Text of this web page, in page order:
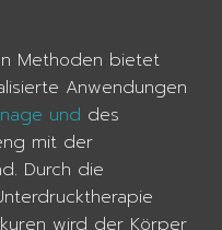
Methoden bietet
Anwendungen
und des
mit der
Durch die
wird der Körper